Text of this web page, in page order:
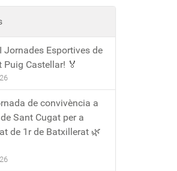
Jornades Esportives de
Puig Castellar! 🏅
de convivència a
Sant Cugat per a
de 1r de Batxillerat 🌿